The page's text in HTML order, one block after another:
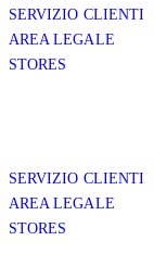
SERVIZIO CLIENTI
AREA LEGALE
STORES
SERVIZIO CLIENTI
AREA LEGALE
STORES